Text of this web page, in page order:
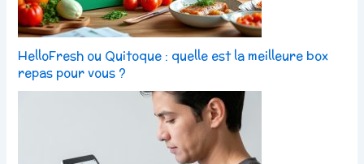
HelloFresh ou Quitoque : quelle est la meilleure box
repas pour vous ?